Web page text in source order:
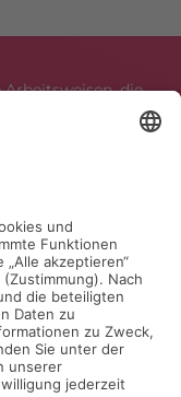
die
steigern. Im
klare Routinen
von
stärkt.